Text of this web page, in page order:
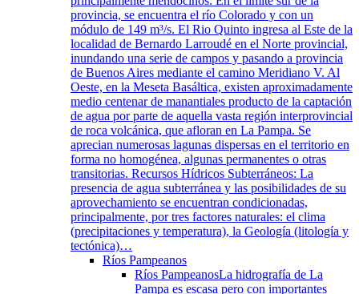
provincia, se encuentra el río Colorado y con un
módulo de 149 m³/s. El Rio Quinto ingresa al Este de la
localidad de Bernardo Larroudé en el Norte provincial,
inundando una serie de campos y pasando a provincia
de Buenos Aires mediante el camino Meridiano V. Al
Oeste, en la Meseta Basáltica, existen aproximadamente
medio centenar de manantiales producto de la captación
de agua por parte de aquella vasta región interprovincial
de roca volcánica, que afloran en La Pampa. Se
aprecian numerosas lagunas dispersas en el territorio en
forma no homogénea, algunas permanentes o otras
transitorias. Recursos Hídricos Subterráneos: La
presencia de agua subterránea y las posibilidades de su
aprovechamiento se encuentran condicionadas,
principalmente, por tres factores naturales: el clima
(precipitaciones y temperatura), la Geología (litología y
tectónica)…
Ríos Pampeanos
Ríos PampeanosLa hidrografía de La
Pampa es escasa pero con importantes